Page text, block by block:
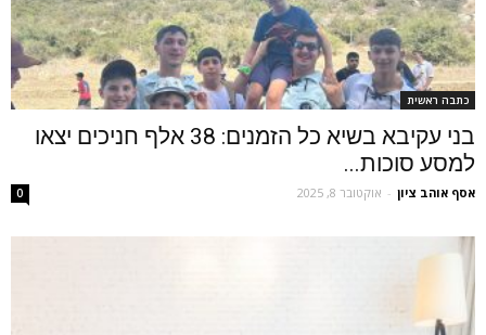
כתבה ראשית
בני עקיבא בשיא כל הזמנים: 38 אלף חניכים יצאו
למסע סוכות...
אסף אוהב ציון - אוקטובר 8, 2025 0